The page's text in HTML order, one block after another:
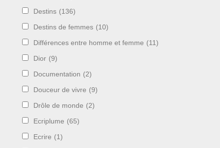
Destins (136)
Destins de femmes (10)
Différences entre homme et femme (11)
Dior (9)
Documentation (2)
Douceur de vivre (9)
Drôle de monde (2)
Ecriplume (65)
Ecrire (1)